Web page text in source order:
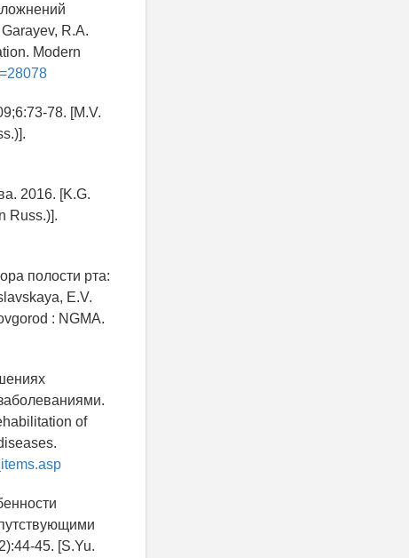
R.A.
Modern
78. [M.V.
2016. [K.G.
Russ.)].
полости рта:
E.V.
: NGMA.
of
45. [S.Yu.